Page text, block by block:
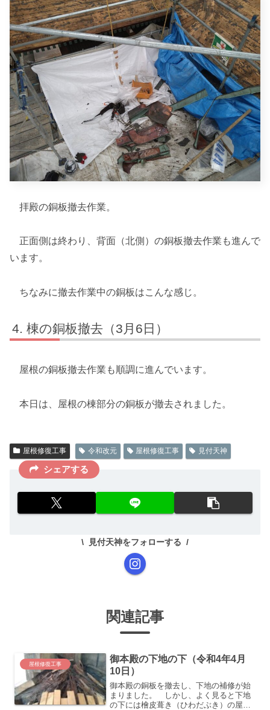
拝殿の銅板撤去作業。
正面側は終わり、背面（北側）の銅板撤去作業も進んで
います。
ちなみに撤去作業中の銅板はこんな感じ。
棟の銅板撤去（3月6日）
屋根の銅板撤去作業も順調に進んでいます。
本日は、屋根の棟部分の銅板が撤去されました。
屋根修復工事 令和改元 屋根修復工事 見付天神
シェアする
見付天神をフォローする
関連記事
屋根修復工事
御本殿の下地の下（令和4年4月
10日）
御本殿の銅板を撤去し、下地の補修が始
まりました。 しかし、よく見ると下地
の下には檜皮葺き（ひわだぶき）の屋根